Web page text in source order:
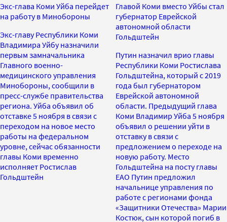
Экс-глава Коми Уйба перейдет
на работу в Минобороны
Экс-главу Республики Коми
Владимира Уйбу назначили
первым замначальника
Главного военно-
медицинского управления
Минобороны, сообщили в
пресс-службе правительства
региона. Уйба объявил об
отставке 5 ноября в связи с
переходом на новое место
работы на федеральном
уровне, сейчас обязанности
главы Коми временно
исполняет Ростислав
Гольдштейн
Главой Коми вместо Уйбы стал
губернатор Еврейской
автономной области
Гольдштейн
Путин назначил врио главы
Республики Коми Ростислава
Гольдштейна, который с 2019
года был губернатором
Еврейской автономной
области. Предыдущий глава
Коми Владимир Уйба 5 ноября
объявил о решении уйти в
отставку в связи с
предложением о переходе на
новую работу. Место
Гольдштейна на посту главы
ЕАО Путин предложил
начальнице управления по
работе с регионами фонда
«Защитники Отечества» Марии
Костюк, сын которой погиб в